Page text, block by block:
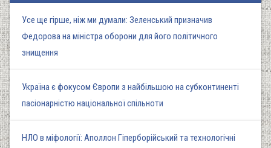
Усе ще гірше, ніж ми думали: Зеленський призначив
Федорова на міністра оборони для його політичного
знищення
Україна є фокусом Європи з найбільшою на субконтиненті
пасіонарністю національної спільноти
НЛО в міфології: Аполлон Гіперборійський та технологічні